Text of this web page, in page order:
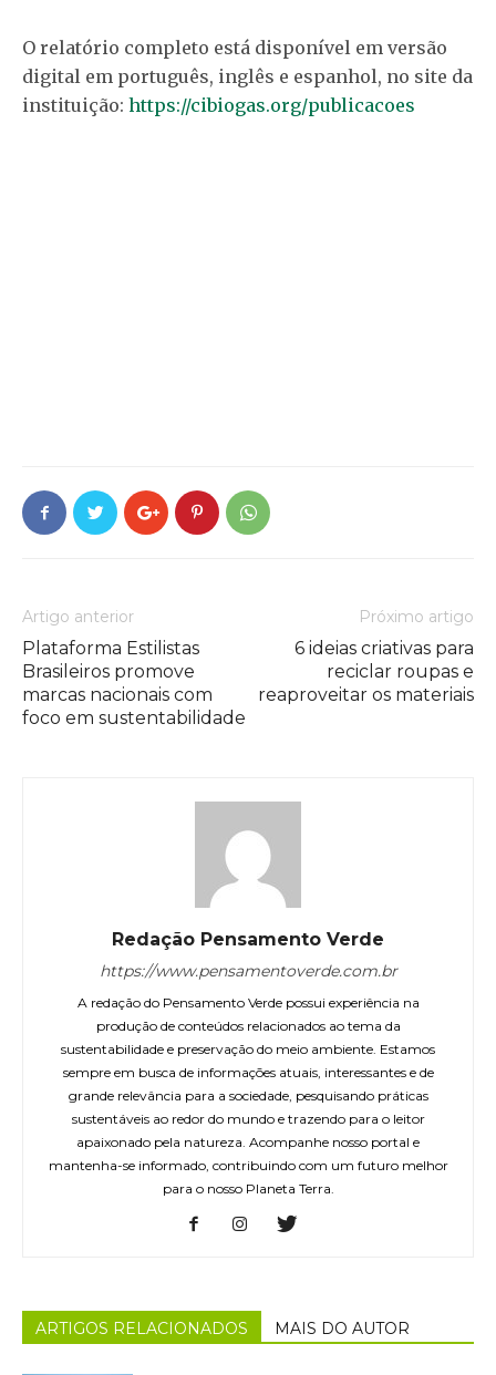
O relatório completo está disponível em versão
digital em português, inglês e espanhol, no site da
instituição: https://cibiogas.org/publicacoes
Artigo anterior
Plataforma Estilistas
Brasileiros promove
marcas nacionais com
foco em sustentabilidade
Próximo artigo
6 ideias criativas para
reciclar roupas e
reaproveitar os materiais
Redação Pensamento Verde
https://www.pensamentoverde.com.br
A redação do Pensamento Verde possui experiência na
produção de conteúdos relacionados ao tema da
sustentabilidade e preservação do meio ambiente. Estamos
sempre em busca de informações atuais, interessantes e de
grande relevância para a sociedade, pesquisando práticas
sustentáveis ao redor do mundo e trazendo para o leitor
apaixonado pela natureza. Acompanhe nosso portal e
mantenha-se informado, contribuindo com um futuro melhor
para o nosso Planeta Terra.
ARTIGOS RELACIONADOS MAIS DO AUTOR